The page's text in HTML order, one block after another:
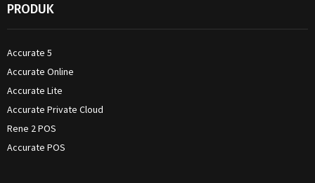
PRODUK
Accurate 5
Accurate Online
Accurate Lite
Accurate Private Cloud
Rene 2 POS
Accurate POS